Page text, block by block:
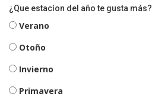
¿Que estacíon del año te gusta más?
Verano
Otoño
Invierno
Primavera